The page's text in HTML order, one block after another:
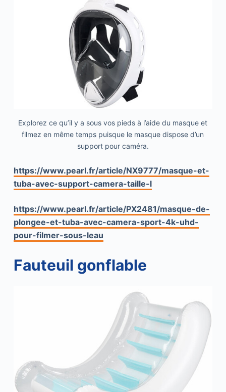
Explorez ce qu’il y a sous vos pieds à l’aide du masque et
filmez en même temps puisque le masque dispose d’un
support pour caméra.
https://www.pearl.fr/article/NX9777/masque-et-
tuba-avec-support-camera-taille-l
https://www.pearl.fr/article/PX2481/masque-de-
plongee-et-tuba-avec-camera-sport-4k-uhd-
pour-filmer-sous-leau
Fauteuil gonflable